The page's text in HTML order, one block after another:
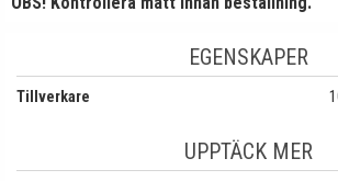
EGENSKAPER
Tillverkare
UPPTÄCK MER